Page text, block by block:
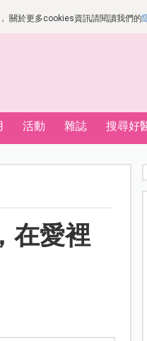
關於更多cookies資訊請閱讀我們的
活動 雜誌 搜尋好
在愛裡